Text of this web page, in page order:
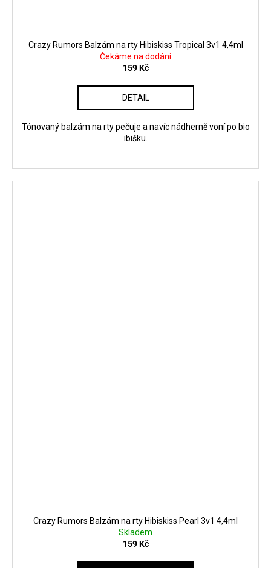
Crazy Rumors Balzám na rty Hibiskiss Tropical 3v1 4,4ml
Čekáme na dodání
159 Kč
DETAIL
Tónovaný balzám na rty pečuje a navíc nádherně voní po bio
ibišku.
Crazy Rumors Balzám na rty Hibiskiss Pearl 3v1 4,4ml
Skladem
159 Kč